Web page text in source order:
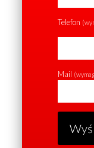
Telefon
Mail